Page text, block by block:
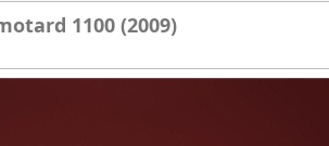
1100 (2009)